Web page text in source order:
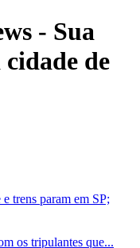
- Sua
de
trens param em SP;
os tripulantes que...